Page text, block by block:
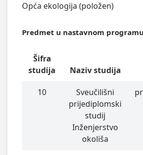
Opća ekologija (položen)
Predmet u nastavnom
Šifra
studija
Naziv studija
10
Sveučilišni
prijediplomski
studij
Inženjerstvo
okoliša